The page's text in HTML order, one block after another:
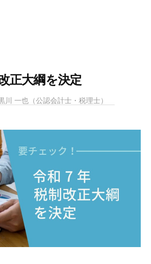
正大綱を決定
川 一也（公認会計士・税理士）